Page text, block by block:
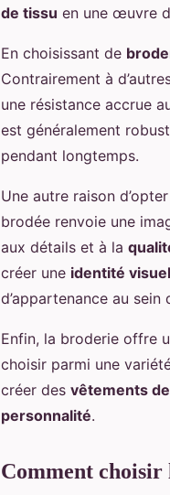
de tissu en une œuvre
En choisissant de
Contrairement à
une résistance accrue
est généralement
pendant longtemps.
Une autre raison
brodée renvoie une
aux détails et à la
créer une identité
d’appartenance au sein
Enfin, la broderie offre
choisir parmi une
créer des vêtements
personnalité.
Comment choisir